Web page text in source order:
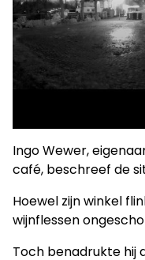
Ingo Wewer,
café, beschreef de
Hoewel zijn winkel
wijnflessen
Toch benadrukte hij